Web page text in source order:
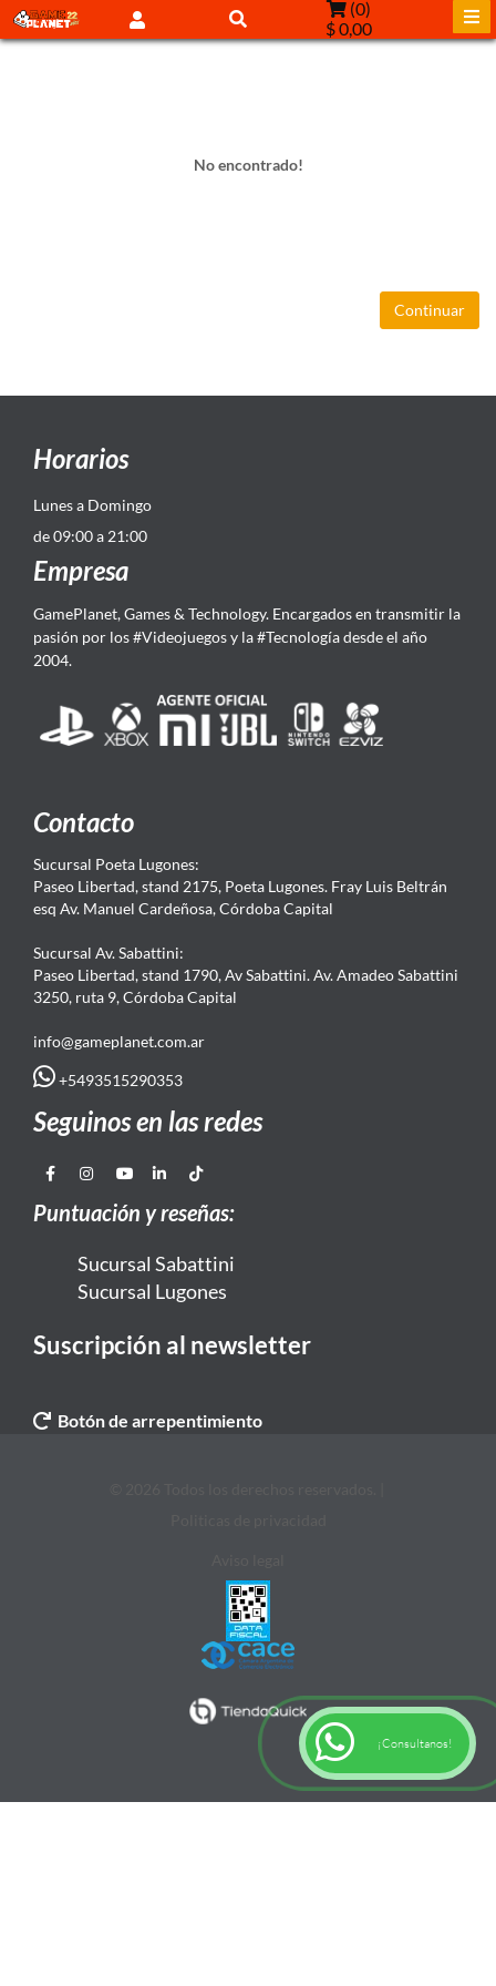
(0)
$ 0,00
No encontrado!
Continuar
Horarios
Lunes a Domingo
de 09:00 a 21:00
Empresa
GamePlanet, Games & Technology. Encargados en transmitir la
pasión por los #Videojuegos y la #Tecnología desde el año
2004.
Contacto
Sucursal Poeta Lugones:
Paseo Libertad, stand 2175, Poeta Lugones. Fray Luis Beltrán
esq Av. Manuel Cardeñosa, Córdoba Capital
Sucursal Av. Sabattini:
Paseo Libertad, stand 1790, Av Sabattini. Av. Amadeo Sabattini
3250, ruta 9, Córdoba Capital
info@gameplanet.com.ar
+5493515290353
Seguinos en las redes
Puntuación y reseñas:
Sucursal Sabattini
Sucursal Lugones
Suscripción al newsletter
Botón de arrepentimiento
¡Consultanos!